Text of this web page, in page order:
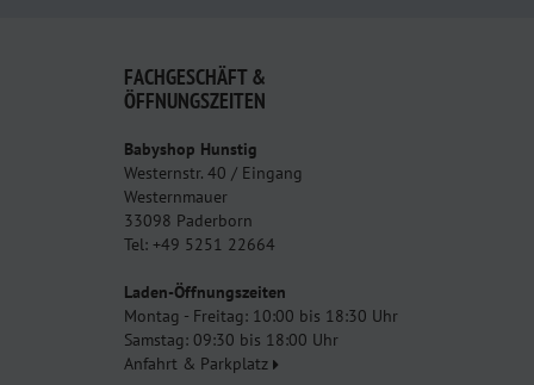
FACHGESCHÄFT &
ÖFFNUNGSZEITEN
Babyshop Hunstig
Westernstr. 40 / Eingang
Westernmauer
33098 Paderborn
Tel: +49 5251 22664
Laden-Öffnungszeiten
Montag - Freitag: 10:00 bis 18:30 Uhr
Samstag: 09:30 bis 18:00 Uhr
Anfahrt & Parkplatz